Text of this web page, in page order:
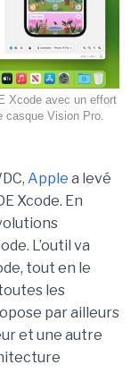
Xcode avec un effort
casque Vision Pro.
Apple a levé
Xcode. En
L’outil va
tout en le
les
par ailleurs
et une autre